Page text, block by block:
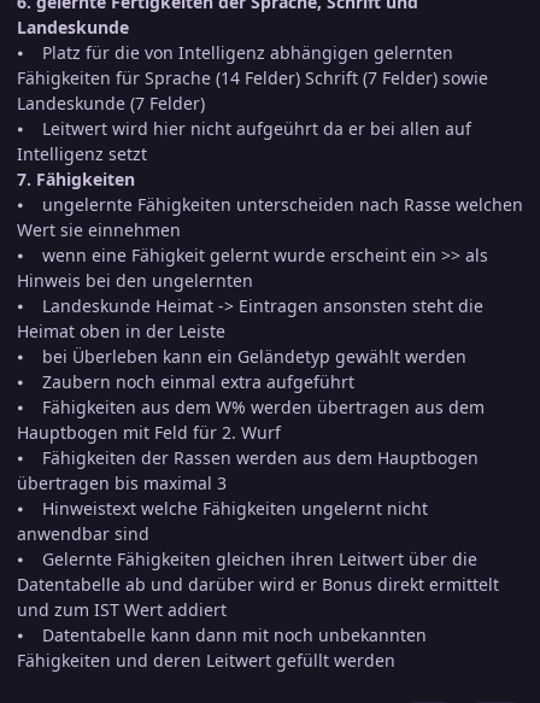
Landeskunde
⦁ Platz für die von Intelligenz abhängigen gelernten
Fähigkeiten für Sprache (14 Felder) Schrift (7 Felder) sowie
Landeskunde (7 Felder)
⦁ Leitwert wird hier nicht aufgeührt da er bei allen auf
Intelligenz setzt
7. Fähigkeiten
⦁ ungelernte Fähigkeiten unterscheiden nach Rasse welchen
Wert sie einnehmen
⦁ wenn eine Fähigkeit gelernt wurde erscheint ein >> als
Hinweis bei den ungelernten
⦁ Landeskunde Heimat -> Eintragen ansonsten steht die
Heimat oben in der Leiste
⦁ bei Überleben kann ein Geländetyp gewählt werden
⦁ Zaubern noch einmal extra aufgeführt
⦁ Fähigkeiten aus dem W% werden übertragen aus dem
Hauptbogen mit Feld für 2. Wurf
⦁ Fähigkeiten der Rassen werden aus dem Hauptbogen
übertragen bis maximal 3
⦁ Hinweistext welche Fähigkeiten ungelernt nicht
anwendbar sind
⦁ Gelernte Fähigkeiten gleichen ihren Leitwert über die
Datentabelle ab und darüber wird er Bonus direkt ermittelt
und zum IST Wert addiert
⦁ Datentabelle kann dann mit noch unbekannten
Fähigkeiten und deren Leitwert gefüllt werden